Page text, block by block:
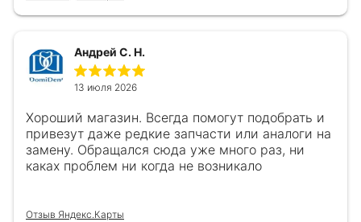
Андрей С. Н.
13 июля 2026
Хороший магазин. Всегда помогут подобрать и
привезут даже редкие запчасти или аналоги на
замену. Обращался сюда уже много раз, ни
каках проблем ни когда не возникало
Отзыв Яндекс.Карты